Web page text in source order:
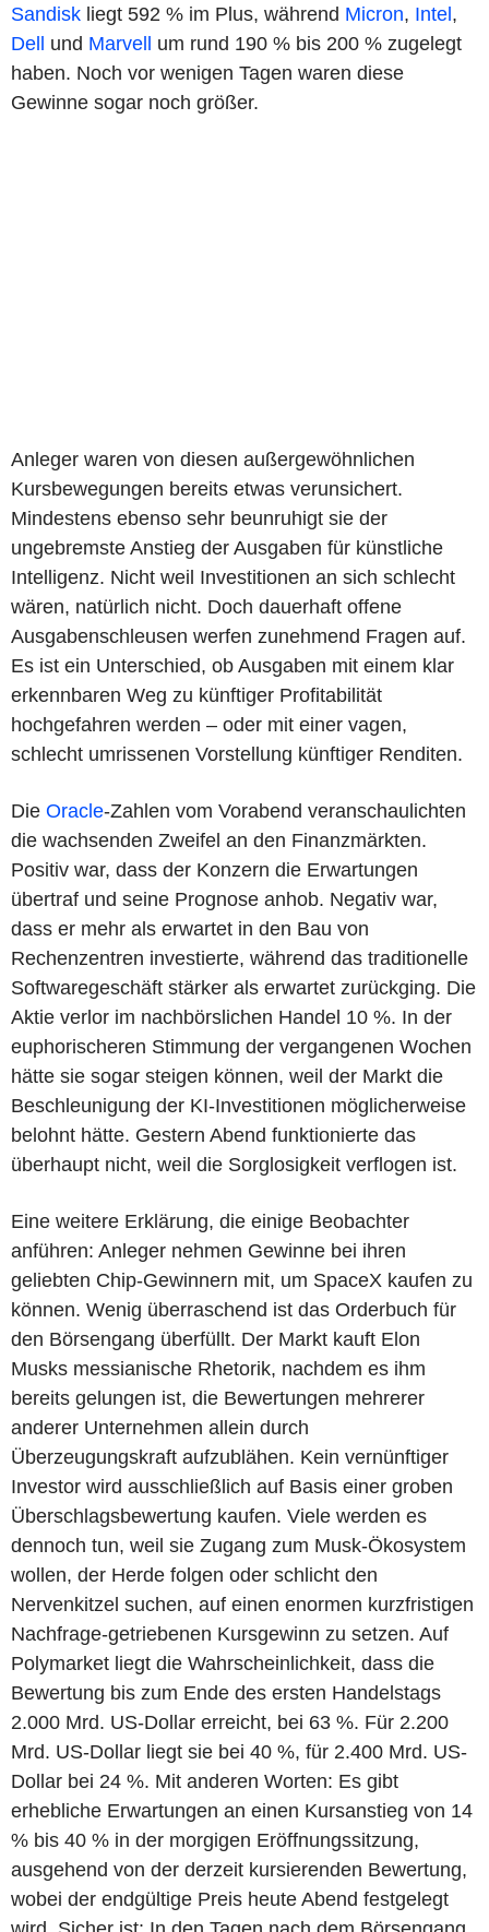
Sandisk liegt 592 % im Plus, während Micron, Intel,
Dell und Marvell um rund 190 % bis 200 % zugelegt
haben. Noch vor wenigen Tagen waren diese
Gewinne sogar noch größer.
Anleger waren von diesen außergewöhnlichen
Kursbewegungen bereits etwas verunsichert.
Mindestens ebenso sehr beunruhigt sie der
ungebremste Anstieg der Ausgaben für künstliche
Intelligenz. Nicht weil Investitionen an sich schlecht
wären, natürlich nicht. Doch dauerhaft offene
Ausgabenschleusen werfen zunehmend Fragen auf.
Es ist ein Unterschied, ob Ausgaben mit einem klar
erkennbaren Weg zu künftiger Profitabilität
hochgefahren werden – oder mit einer vagen,
schlecht umrissenen Vorstellung künftiger Renditen.
Die Oracle-Zahlen vom Vorabend veranschaulichten
die wachsenden Zweifel an den Finanzmärkten.
Positiv war, dass der Konzern die Erwartungen
übertraf und seine Prognose anhob. Negativ war,
dass er mehr als erwartet in den Bau von
Rechenzentren investierte, während das traditionelle
Softwaregeschäft stärker als erwartet zurückging. Die
Aktie verlor im nachbörslichen Handel 10 %. In der
euphorischeren Stimmung der vergangenen Wochen
hätte sie sogar steigen können, weil der Markt die
Beschleunigung der KI-Investitionen möglicherweise
belohnt hätte. Gestern Abend funktionierte das
überhaupt nicht, weil die Sorglosigkeit verflogen ist.
Eine weitere Erklärung, die einige Beobachter
anführen: Anleger nehmen Gewinne bei ihren
geliebten Chip-Gewinnern mit, um SpaceX kaufen zu
können. Wenig überraschend ist das Orderbuch für
den Börsengang überfüllt. Der Markt kauft Elon
Musks messianische Rhetorik, nachdem es ihm
bereits gelungen ist, die Bewertungen mehrerer
anderer Unternehmen allein durch
Überzeugungskraft aufzublähen. Kein vernünftiger
Investor wird ausschließlich auf Basis einer groben
Überschlagsbewertung kaufen. Viele werden es
dennoch tun, weil sie Zugang zum Musk-Ökosystem
wollen, der Herde folgen oder schlicht den
Nervenkitzel suchen, auf einen enormen kurzfristigen
Nachfrage-getriebenen Kursgewinn zu setzen. Auf
Polymarket liegt die Wahrscheinlichkeit, dass die
Bewertung bis zum Ende des ersten Handelstags
2.000 Mrd. US-Dollar erreicht, bei 63 %. Für 2.200
Mrd. US-Dollar liegt sie bei 40 %, für 2.400 Mrd. US-
Dollar bei 24 %. Mit anderen Worten: Es gibt
erhebliche Erwartungen an einen Kursanstieg von 14
% bis 40 % in der morgigen Eröffnungssitzung,
ausgehend von der derzeit kursierenden Bewertung,
wobei der endgültige Preis heute Abend festgelegt